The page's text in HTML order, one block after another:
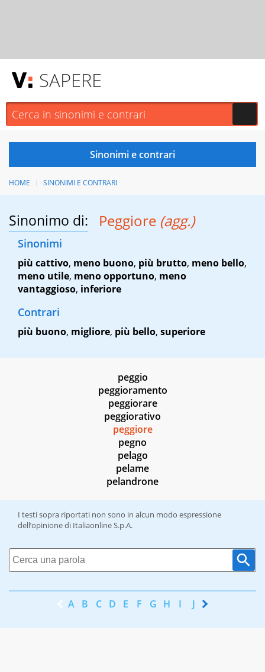
SAPERE
HOME SINONIMI E CONTRARI
Sinonimo di: Peggiore (agg.)
Sinonimi
più cattivo, meno buono, più brutto, meno bello,
meno utile, meno opportuno, meno
vantaggioso, inferiore
Contrari
più buono, migliore, più bello, superiore
peggio
peggioramento
peggiorare
peggiorativo
peggiore
pegno
pelago
pelame
pelandrone
I testi sopra riportati non sono in alcun modo espressione
dell’opinione di Italiaonline S.p.A.
A B C D E F G H I J K